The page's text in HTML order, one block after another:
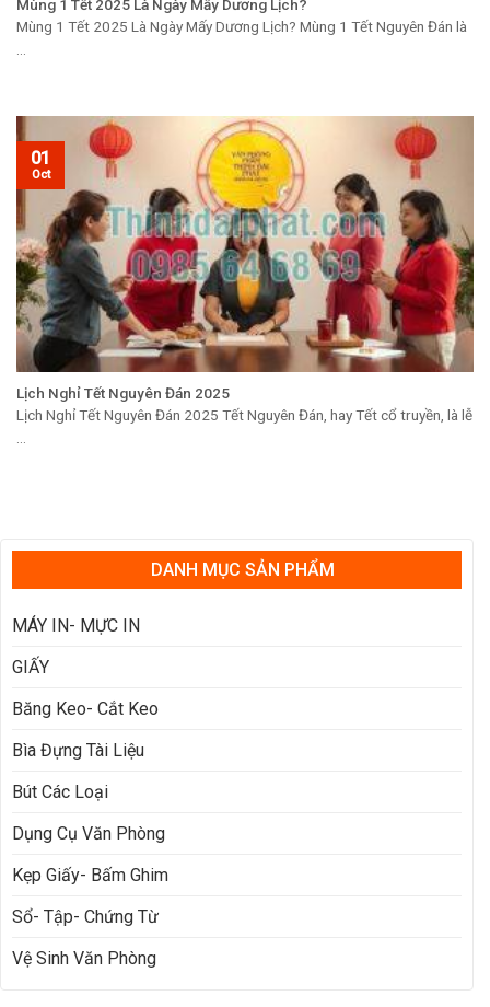
DANH MỤC SẢN PHẨM
MÁY IN- MỰC IN
GIẤY
Băng Keo- Cắt Keo
Bìa Đựng Tài Liệu
Bút Các Loại
Dụng Cụ Văn Phòng
Kẹp Giấy- Bấm Ghim
Sổ- Tập- Chứng Từ
Vệ Sinh Văn Phòng
Mùng 1 Tết 2025 Là Ngày Mấy Dương Lịch?
Mùng 1 Tết 2025 Là Ngày Mấy Dương Lịch? Mùng 1 Tết Nguyên Đán là
...
Lịch Nghỉ Tết Nguyên Đán 2025
Lịch Nghỉ Tết Nguyên Đán 2025 Tết Nguyên Đán, hay Tết cổ truyền, là lễ
...
01
Oct